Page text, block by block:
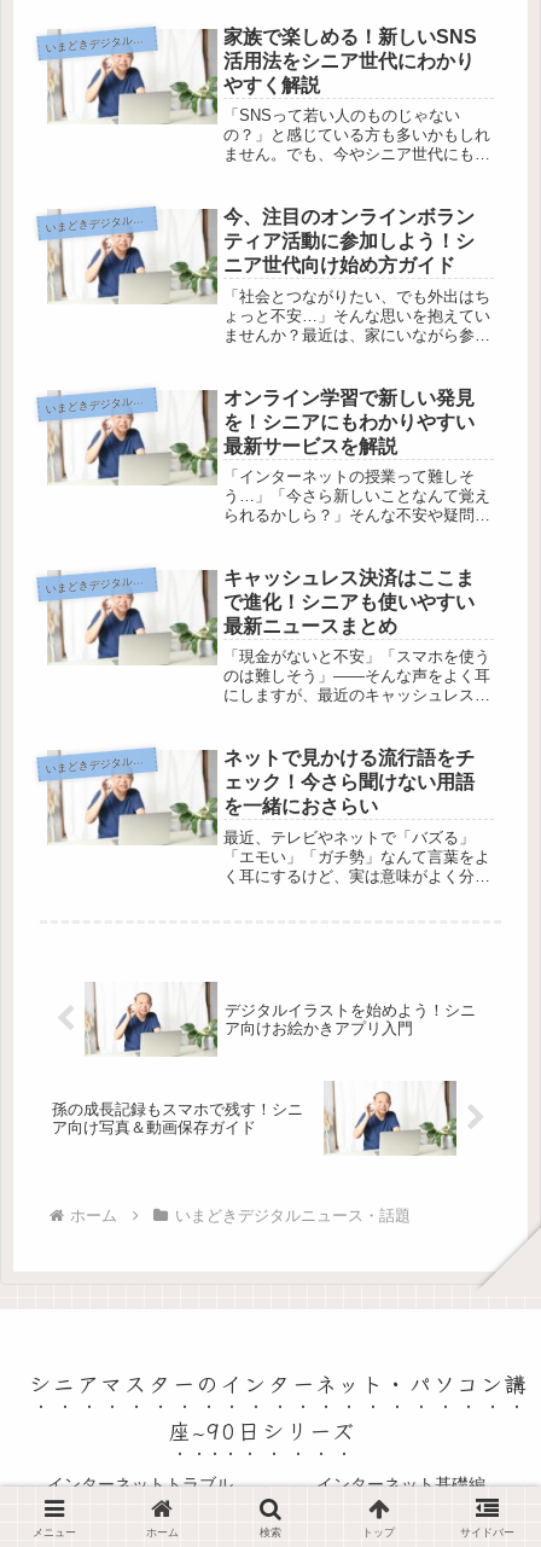
たり、話しかけるだけで家事がはかど
ったりと、暮らしがどんどん便利に変
わっ...
いまどきデジタルニュース・話題
家族で楽しめる！新しいSNS
活用法をシニア世代にわかり
やすく解説
「SNSって若い人のものじゃない
の？」と感じている方も多いかもしれ
ません。でも、今やシニア世代にも使
りとりしたり、懐かしい友人と再会で
きたりと、SNSは日々の楽しみを広
げ...
いまどきデジタルニュース・話題
今、注目のオンラインボラン
ティア活動に参加しよう！シ
ニア世代向け始め方ガイド
「社会とつながりたい、でも外出はち
ょっと不安…」そんな思いを抱えてい
ませんか？最近は、家にいながら参加
気軽に社会貢献ができる時代になって
います。しかし、「自分にできる
の？」...
いまどきデジタルニュース・話題
オンライン学習で新しい発見
を！シニアにもわかりやすい
最新サービスを解説
「インターネットの授業って難しそ
う…」「今さら新しいことなんて覚え
られるかしら？」そんな不安や疑問を
わと広がり、毎日の生活がちょっと楽
しく、便利になるヒントがたくさん詰
まっ...
いまどきデジタルニュース・話題
キャッシュレス決済はここま
で進化！シニアも使いやすい
最新ニュースまとめ
「現金がないと不安」「スマホを使う
のは難しそう」――そんな声をよく耳
にしますが、最近のキャッシュレス決
食、ちょっとしたお出かけでも、キャ
ッシュレスでスマートに支払いができ
る...
いまどきデジタルニュース・話題
ネットで見かける流行語をチ
ェック！今さら聞けない用語
を一緒におさらい
最近、テレビやネットで「バズる」
「エモい」「ガチ勢」なんて言葉をよ
く耳にするけど、実は意味がよく分か
デジタルイラストを始めよう！シニ
ア向けお絵かきアプリ入門
孫の成長記録もスマホで残す！シニ
ア向け写真＆動画保存ガイド
ホーム いまどきデジタルニュース・話題
シニアマスターのインターネット・パソコン講
座~90日シリーズ
インターネットトラブル
インターネット基礎編
セキュリティ&プライバシー編
ソーシャルメディア編
メニュー ホーム 検索 トップ サイドバー